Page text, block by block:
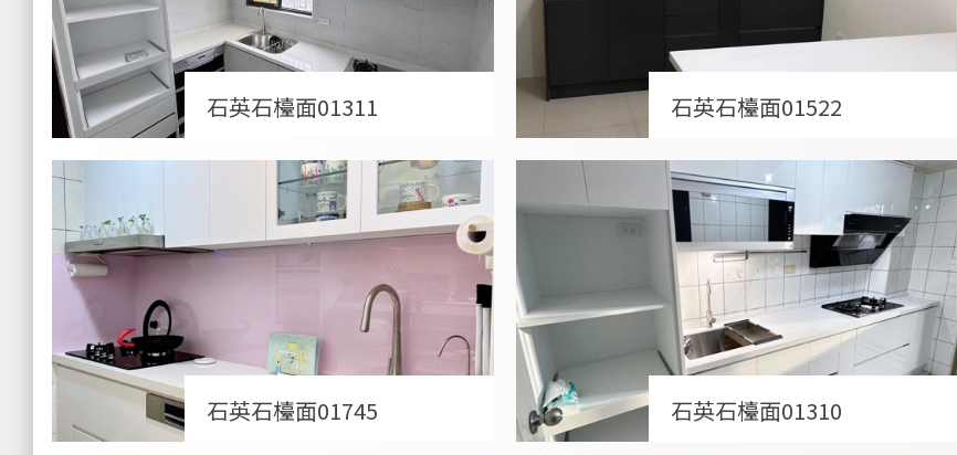
石英石檯面01311 石英石檯面01522
石英石檯面01745 石英石檯面01310